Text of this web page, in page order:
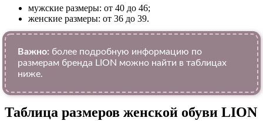
мужские размеры: от 40 до 46;
женские размеры: от 36 до 39.
Важно: более подробную информацию по
размерам бренда LION можно найти в таблицах
ниже.
Таблица размеров женской обуви LION